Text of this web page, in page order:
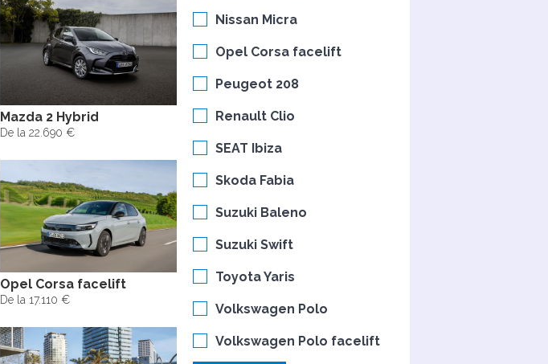
Mazda 2 Hybrid
De la 22.690 €
Opel Corsa facelift
De la 17.110 €
Nissan Micra
Opel Corsa facelift
Peugeot 208
Renault Clio
SEAT Ibiza
Skoda Fabia
Suzuki Baleno
Suzuki Swift
Toyota Yaris
Volkswagen Polo
Volkswagen Polo facelift